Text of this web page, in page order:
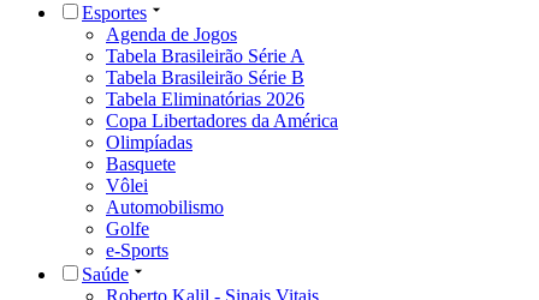
Esportes
Agenda de Jogos
Tabela Brasileirão Série A
Tabela Brasileirão Série B
Tabela Eliminatórias 2026
Copa Libertadores da América
Olimpíadas
Basquete
Vôlei
Automobilismo
Golfe
e-Sports
Saúde
Roberto Kalil - Sinais Vitais